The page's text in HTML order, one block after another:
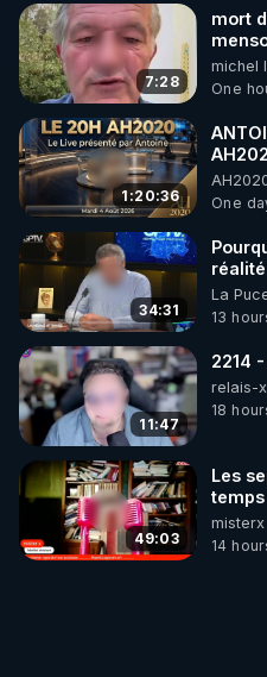
▶ 30 jours gratuit sur
de bien-être ENVOL :
Rendez-vous sur https://
le code : REGENERE
7:28
mort
michel
One
1:20:36
AH2020
04/08/
One
34:31
on
La
13
11:47
2214
relais-x
18
49:03
Les
temps
misterx
14